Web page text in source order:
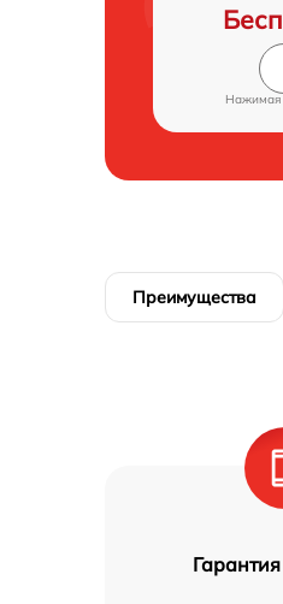
Нажимая
Преимущества